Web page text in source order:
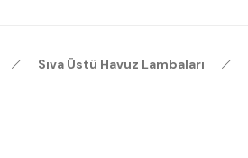
Sıva Üstü Havuz Lambaları